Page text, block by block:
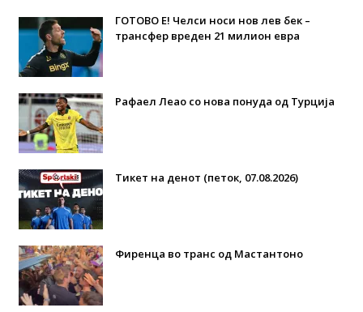
ГОТОВО Е! Челси носи нов лев бек –
трансфер вреден 21 милион евра
Рафаел Леао со нова понуда од Турција
Тикет на денот (петок, 07.08.2026)
Фиренца во транс од Мастантоно